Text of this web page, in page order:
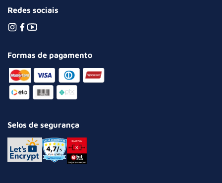
Redes sociais
Formas de pagamento
Selos de segurança